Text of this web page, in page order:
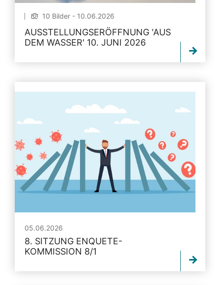
10 Bilder - 10.06.2026
AUSSTELLUNGSERÖFFNUNG 'AUS
DEM WASSER' 10. JUNI 2026
05.06.2026
8. SITZUNG ENQUETE-
KOMMISSION 8/1